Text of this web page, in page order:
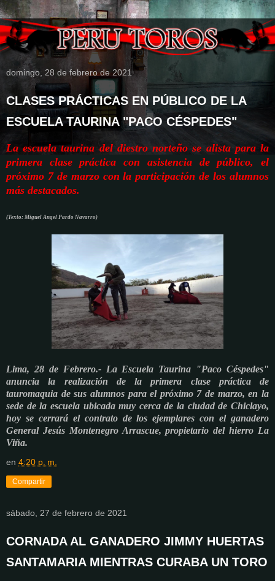
domingo, 28 de febrero de 2021
CLASES PRÁCTICAS EN PÚBLICO DE LA
ESCUELA TAURINA "PACO CÉSPEDES"
La escuela taurina del diestro norteño se alista para la
primera clase práctica con asistencia de público, el
próximo 7 de marzo con la participación de los alumnos
más destacados.
(Texto: Miguel Angel Pardo Navarro)
Lima, 28 de Febrero.- La Escuela Taurina "Paco Céspedes"
anuncia la realización de la primera clase práctica de
tauromaquia de sus alumnos para el próximo 7 de marzo, en la
sede de la escuela ubicada muy cerca de la ciudad de Chiclayo,
hoy se cerrará el contrato de los ejemplares con el ganadero
General Jesús Montenegro Arrascue, propietario del hierro La
Viña.
en 4:20 p. m.
Compartir
sábado, 27 de febrero de 2021
CORNADA AL GANADERO JIMMY HUERTAS
SANTAMARIA MIENTRAS CURABA UN TORO